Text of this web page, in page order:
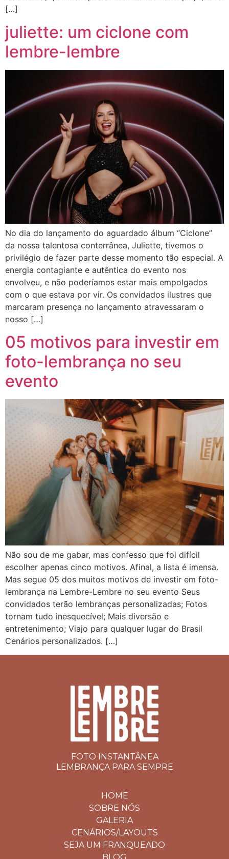
[…]
juliette: um ciclone com
lembre-lembre
No dia do lançamento do aguardado álbum “Ciclone”
da nossa talentosa conterrânea, Juliette, tivemos o
privilégio de fazer parte desse momento tão especial. A
energia contagiante e autêntica do evento nos
envolveu, e não poderíamos estar mais empolgados
com o que estava por vir. Os convidados ilustres que
marcaram presença no lançamento atravessaram o
nosso […]
05 motivos para investir em
foto-lembrança no seu
evento
Não sou de me gabar, mas confesso que foi difícil
escolher apenas cinco motivos. Afinal, a lista é imensa.
Mas segue 05 dos muitos motivos de investir em foto-
lembrança na Lembre-Lembre no seu evento Seus
convidados terão lembranças personalizadas; Fotos
tornam tudo inesquecível; Mais diversão e
entretenimento; Viajo para qualquer lugar do Brasil
Cenários personalizados. […]
FOTO INSTANTÂNEA
LEMBRANÇA PARA SEMPRE
HOME
SOBRE NÓS
GALERIA
CENÁRIOS/LAYOUTS
SEJA UM FRANQUEADO